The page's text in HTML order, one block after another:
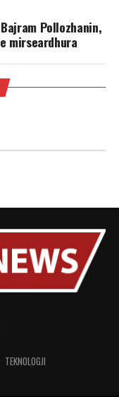
Pollozhanin,
mirseardhura
TEKNOLOGJI